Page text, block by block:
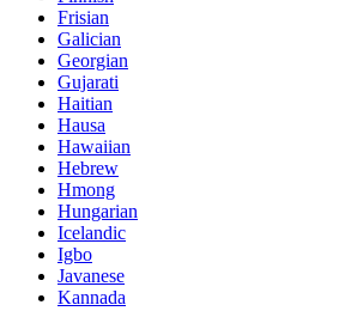
Frisian
Galician
Georgian
Gujarati
Haitian
Hausa
Hawaiian
Hebrew
Hmong
Hungarian
Icelandic
Igbo
Javanese
Kannada